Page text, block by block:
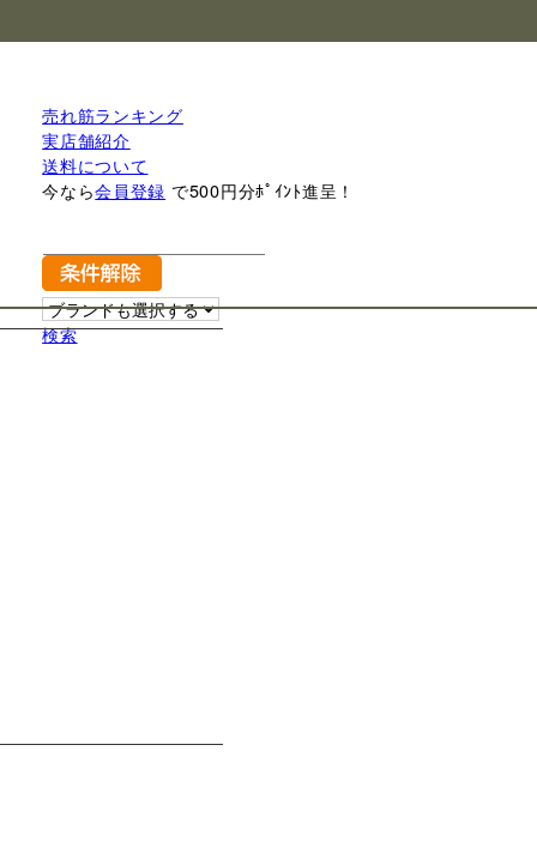
売れ筋ランキング
実店舗紹介
送料について
今なら会員登録 で500円分ﾎﾟｲﾝﾄ進呈！
検索